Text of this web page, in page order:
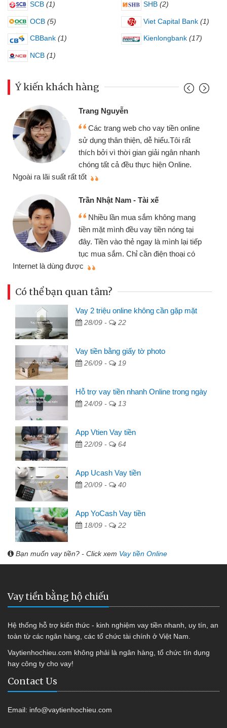
SCB (1) SHB (2)
OCB (5) Viet Capital Bank (1)
CBBank (1) Kienlongbank (17)
NCB (1)
Ý kiến khách hàng
Trang Nguyễn
Các trang web cho vay tiền online
sử dụng thân thiện, dễ hiểu.Tôi rất
thích bởi vì thời gian giải ngân nhanh
chóng tất cả đều thực hiện Online.
Ngoài ra lãi suất rất tốt
Trần Nhật Nam - Tài xế
Nhiều lần mua sắm không mang
tiền mặt mình đều vay tiền nóng tại
đây. Tiền vào thẻ ngay là mình lại tiếp
tục mua sắm. Chỉ cần điện thoại có
Internet là dùng được
Có thể bạn quan tâm?
Vay 2 triệu online không cần gặp mặt
28/09 - 22
Vay tiền bằng giấy tờ photo
26/09 - 19
Hỗ trợ vay tiền nhanh Online trong ngày
24/09 - 13
App Vtien Vay tiền
22/09 - 64
App Ucash Vay tiền
20/09 - 40
App YoCash Vay tiền
18/09 - 22
Bạn muốn vay tiền? - Click xem Vay tiền Online
Vay tiền bằng hộ chiếu
Hệ thống hỗ trợ kiến thức - kinh nghiệm vay tiền nhanh, uy tín, an
toàn từ các ngân hàng, các tổ chức tài chính ở Việt Nam.
Vaytienhochieu.com không phải là ngân hàng, tổ chức tín dụng
hay công ty cho vay!
Contact Us
Email: info@vaytienhochieu.com